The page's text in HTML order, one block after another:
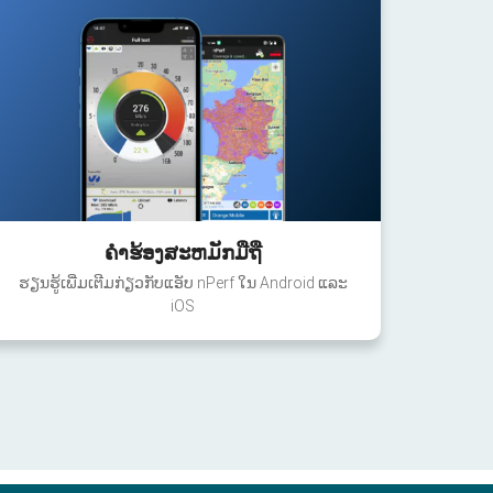
ຄໍາຮ້ອງສະຫມັກມືຖື
ຮຽນຮູ້ເພີ່ມເຕີມກ່ຽວກັບແອັບ nPerf ໃນ Android ແລະ
iOS